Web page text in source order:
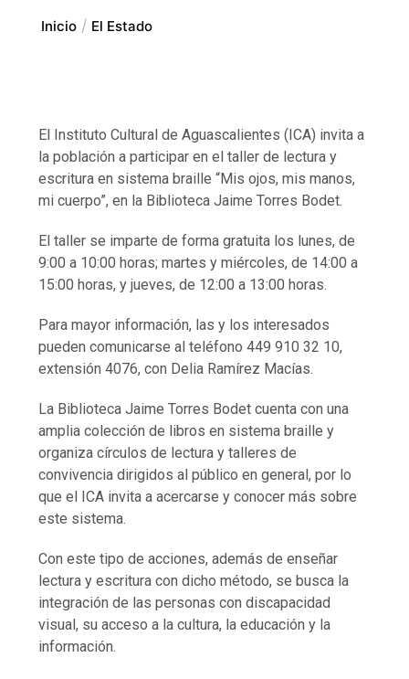
Inicio El Estado
El Instituto Cultural de Aguascalientes (ICA) invita a
la población a participar en el taller de lectura y
escritura en sistema braille “Mis ojos, mis manos,
mi cuerpo”, en la Biblioteca Jaime Torres Bodet.
El taller se imparte de forma gratuita los lunes, de
9:00 a 10:00 horas; martes y miércoles, de 14:00 a
15:00 horas, y jueves, de 12:00 a 13:00 horas.
Para mayor información, las y los interesados
pueden comunicarse al teléfono 449 910 32 10,
extensión 4076, con Delia Ramírez Macías.
La Biblioteca Jaime Torres Bodet cuenta con una
amplia colección de libros en sistema braille y
organiza círculos de lectura y talleres de
convivencia dirigidos al público en general, por lo
que el ICA invita a acercarse y conocer más sobre
este sistema.
Con este tipo de acciones, además de enseñar
lectura y escritura con dicho método, se busca la
integración de las personas con discapacidad
visual, su acceso a la cultura, la educación y la
información.